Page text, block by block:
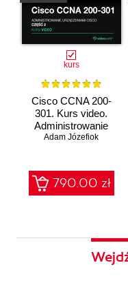
kurs
Cisco CCNA 200-
301. Kurs video.
Administrowanie
urządzeniami Cisco
Adam Józefiok
790.00 zł